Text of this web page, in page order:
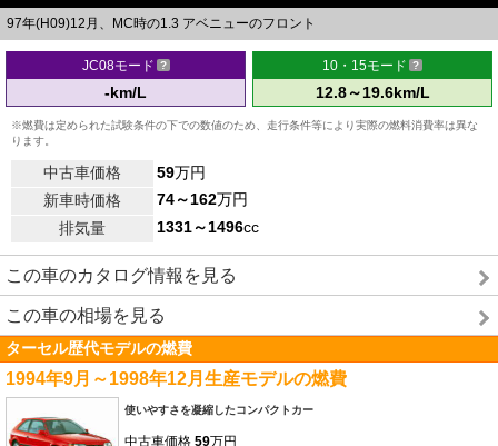
97年(H09)12月、MC時の1.3 アベニューのフロント
JC08モード
-km/L
10・15モード
12.8～19.6km/L
※燃費は定められた試験条件の下での数値のため、走行条件等により実際の燃料消費率は異な
ります。
中古車価格 59万円
新車時価格
74～162万円
排気量
1331～1496cc
この車のカタログ情報を見る
この車の相場を見る
ターセル歴代モデルの燃費
1994年9月～1998年12月生産モデルの燃費
使いやすさを凝縮したコンパクトカー
中古車価格 59万円